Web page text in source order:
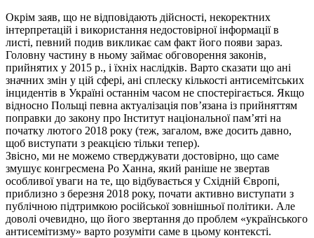
Окрім заяв, що не відповідають дійсності, некоректних
інтерпретацій і використання недостовірної інформації в
листі, певний подив викликає сам факт його появи зараз.
Головну частину в ньому займає обговорення законів,
прийнятих у 2015 р., і їхніх наслідків. Варто сказати що ані
значних змін у цій сфері, ані сплеску кількості антисемітських
інцидентів в Україні останнім часом не спостерігається. Якщо
відносно Польщі певна актуалізація пов’язана із прийняттям
поправки до закону про Інститут національної пам’яті на
початку лютого 2018 року (теж, загалом, вже досить давно,
щоб виступати з реакцією тільки тепер).
Звісно, ми не можемо стверджувати достовірно, що саме
змушує конгресмена Ро Ханна, який раніше не звертав
особливої уваги на те, що відбувається у Східній Європі,
приблизно з березня 2018 року, почати активно виступати з
публічною підтримкою російської зовнішньої політики. Але
доволі очевидно, що його звертання до проблем «українського
антисемітизму» варто розуміти саме в цьому контексті.